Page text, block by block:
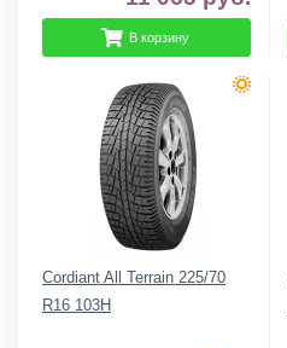
В корзину
Cordiant All Terrain 225/70
R16 103H